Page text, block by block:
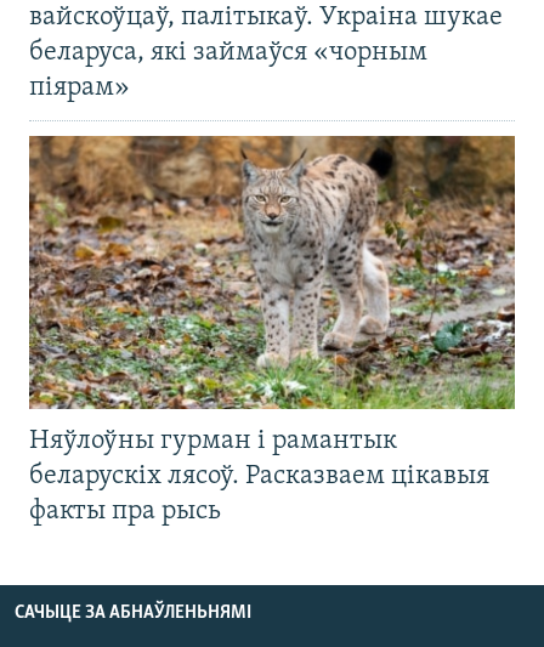
вайскоўцаў, палітыкаў. Украіна шукае
беларуса, які займаўся «чорным
піярам»
Няўлоўны гурман і рамантык
беларускіх лясоў. Расказваем цікавыя
факты пра рысь
САЧЫЦЕ ЗА АБНАЎЛЕНЬНЯМІ